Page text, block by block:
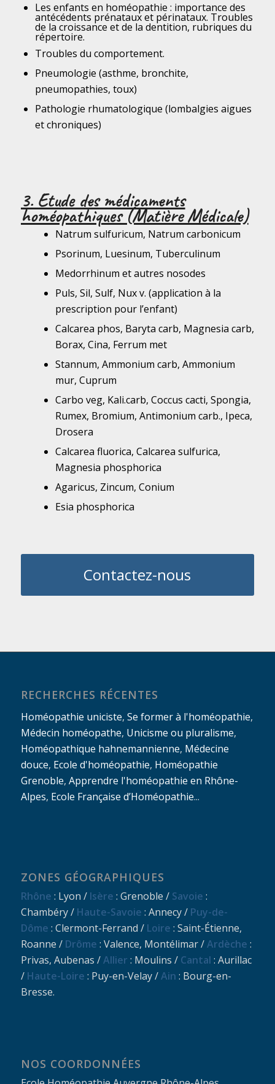
Les enfants en homéopathie : importance des
antécédents prénataux et périnataux. Troubles
de la croissance et de la dentition, rubriques du
répertoire.
Troubles du comportement.
Pneumologie (asthme, bronchite,
pneumopathies, toux)
Pathologie rhumatologique (lombalgies aigues
et chroniques)
3. Etude des médicaments
homéopathiques (Matière Médicale)
Natrum sulfuricum, Natrum carbonicum
Psorinum, Luesinum, Tuberculinum
Medorrhinum et autres nosodes
Puls, Sil, Sulf, Nux v. (application à la
prescription pour l’enfant)
Calcarea phos, Baryta carb, Magnesia carb,
Borax, Cina, Ferrum met
Stannum, Ammonium carb, Ammonium
mur, Cuprum
Carbo veg, Kali.carb, Coccus cacti, Spongia,
Rumex, Bromium, Antimonium carb., Ipeca,
Drosera
Calcarea fluorica, Calcarea sulfurica,
Magnesia phosphorica
Agaricus, Zincum, Conium
Esia phosphorica
Contactez-nous
RECHERCHES RÉCENTES
Homéopathie uniciste, Se former à l'homéopathie,
Médecin homéopathe, Unicisme ou pluralisme,
Homéopathique hahnemannienne, Médecine
douce, Ecole d'homéopathie, Homéopathie
Grenoble, Apprendre l'homéopathie en Rhône-
Alpes, Ecole Française d’Homéopathie...
ZONES GÉOGRAPHIQUES
Rhône : Lyon / Isère : Grenoble / Savoie :
Chambéry / Haute-Savoie : Annecy / Puy-de-
Dôme : Clermont-Ferrand / Loire : Saint-Étienne,
Roanne / Drôme : Valence, Montélimar /Ardèche :
Privas, Aubenas /Allier : Moulins / Cantal : Aurillac
/ Haute-Loire : Puy-en-Velay /Ain : Bourg-en-
Bresse.
NOS COORDONNÉES